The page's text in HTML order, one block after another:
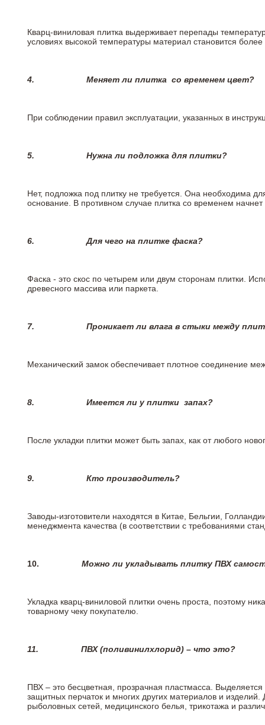
Кварц-виниловая плитка выдерживает перепады
условиях высокой температуры материал становится
4. Меняет ли плитка со временем цвет?
При соблюдении правил эксплуатации, указанных в
5. Нужна ли подложка для плитки?
Нет, подложка под плитку не требуется. Она необходима
основание. В противном случае плитка со временем
6.Для чего на плитке фаска?
Фаска - это скос по четырем или двум сторонам плитки.
древесного массива или паркета.
7. Проникает ли влага в стыки между
Механический замок обеспечивает плотное соединение
8. Имеется ли у плитки запах?
После укладки плитки может быть запах, как от любого
9. Кто производитель?
Заводы-изготовители находятся в Китае, Бельгии,
менеджмента качества (в соответствии с требованиями
10. Можно ли укладывать плитку ПВХ
Укладка кварц-виниловой плитки очень проста, поэтому
товарному чеку покупателю.
11. ПВХ (поливинилхлорид) – что это?
ПВХ – это бесцветная, прозрачная пластмасса.
защитных перчаток и многих других материалов и
рыболовных сетей, медицинского белья, трикотажа и